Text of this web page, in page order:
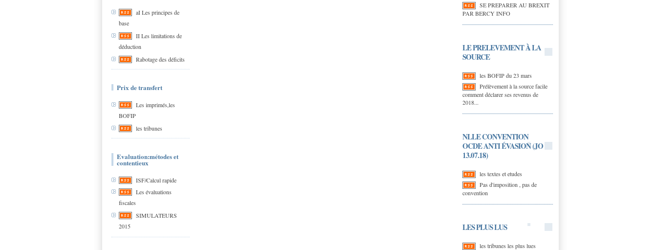
aI Les principes de
base
II Les limitations de
déduction
Rabotage des déficits
Prix de transfert
Les imprimés,les
BOFIP
les tribunes
Evaluation:métodes et
contentieux
ISF/Calcul rapide
Les évaluations
fiscales
SIMULATEURS
2015
SE PREPARER AU BREXIT
PAR BERCY INFO
LE PRELEVEMENT À LA
SOURCE
les BOFIP du 23 mars
Prélèvement à la source facile
comment déclarer ses revenus de
2018...
NLLE CONVENTION
OCDE ANTI ÉVASION (JO
13.07.18)
les textes et etudes
Pas d'imposition , pas de
convention
LES PLUS LUS
les tribunes les plus lues